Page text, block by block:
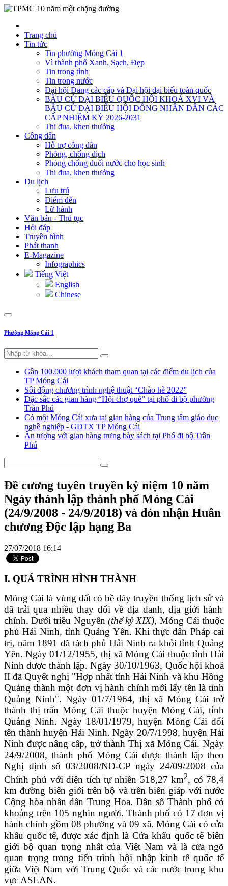
Trang chủ
Tin tức
Tin phường Móng Cái 1
Vì thành phố Xanh, Sạch, Đẹp
Tin trong tỉnh
Tin trong nước
Đại hội Đảng các cấp và Đại hội đại biểu toàn quốc
BẦU CỬ ĐẠI BIỂU QUỐC HỘI KHOÁ XVI VÀ
BẦU CỬ ĐẠI BIỂU HỘI ĐỒNG NHÂN DÂN CÁC
CẤP NHIỆM KỲ 2026-2031
Thi đua, khen thưởng
Công dân
Hỗ trợ công dân
Phòng, chống dịch
Phòng chống đuối nước cho học sinh
Thi đua, khen thưởng
Du lịch
Lưu trú
Điểm đến
Lữ hành
Văn bản - Thủ tục
Hỏi đáp
Truyền hình
Phát thanh
E-Magazine
Infographics
Tiếng Việt
English
Chinese
Phường Móng Cái 1
Gần 100.000 lượt khách tham quan tại các điểm du lịch của
TP Móng Cái
Sôi động chương trình nghệ thuật “Chào hè 2022”
Đặc sắc các gian hàng “Hội chợ quê” tại phố đi bộ phường
Trần Phú
Có một Móng Cái xưa tại gian hàng của Trung tâm giáo dục
nghề nghiệp - GDTX TP Móng Cái
Ấn tượng với gian hàng trưng bày sách tại Phố đi bộ Trần
Phú
Đề cương tuyên truyền kỷ niệm 10 năm
Ngày thành lập thành phố Móng Cái
(24/9/2008 - 24/9/2018) và đón nhận Huân
chương Độc lập hạng Ba
27/07/2018 16:14
I. QUÁ TRÌNH HÌNH THÀNH
Móng Cái là vùng đất có bề dày truyền thống lịch sửvà
đã trải qua nhiều thay đổi về địa danh,địa giới hành
chính.Dưới triều Nguyễn (thế kỷ XIX), Móng Cái thuộc
phủ Hải Ninh, tỉnh Quảng Yên. Khi thực dân Pháp cai
trị, năm 1891 đã tách phủ Hải Ninh ra khỏi tỉnh Quảng
Yên. Ngày 01/12/1955, thị xã Móng Cái thuộc tỉnh Hải
Ninh được thành lập. Ngày 30/10/1963, Quốc hội khoá
II đã Quyết nghị "Hợp nhất tỉnh Hải Ninh và khu Hồng
Quảng thành một đơn vị hành chính mới lấy tên là tỉnh
Quảng Ninh". Ngày 01/7/1964, thị xã Móng Cái trở
thành thị trấn Móng Cái thuộc huyện Móng Cái, tỉnh
Quảng Ninh. Ngày 18/01/1979, huyện Móng Cái đổi
tên thành huyện Hải Ninh. Ngày 20/7/1998, huyện Hải
Ninh được nâng cấp, trở thành Thị xã Móng Cái. Ngày
24/9/2008, thành phố Móng Cái được thành lập theo
Nghị định số 03/2008/NĐ-CP ngày 24/09/2008 của
Chính phủ với diện tích tự nhiên 518,27 km2, có 78,4
km đường biên giới trên bộ và trên biển giáp với nước
Cộng hòa nhân dân Trung Hoa. Dân số Thành phố có
khoảng trên 105 nghìn người. Thành phố có 17 đơn vị
hành chính gồm 08 phường và 09 xã. Móng Cái có cửa
khẩu quốc tế, được xác định là Cửa khẩu quốc tế biên
giới bộ quan trọng nhất của Việt Nam và là cửa ngõ
quan trọng trong tiến trình hội nhập kinh tế quốc tế
giữa Việt Nam với Trung Quốc vàcác nước trong khu
vực ASEAN.